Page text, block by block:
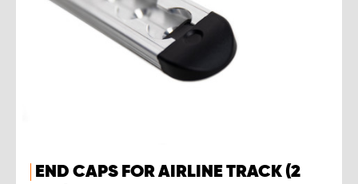
END CAPS FOR AIRLINE TRACK (2